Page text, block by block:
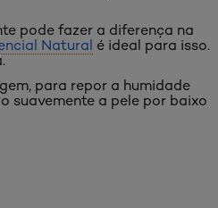
pode fazer a diferença na
Natural é ideal para isso.
para repor a humidade
suavemente a pele por baixo